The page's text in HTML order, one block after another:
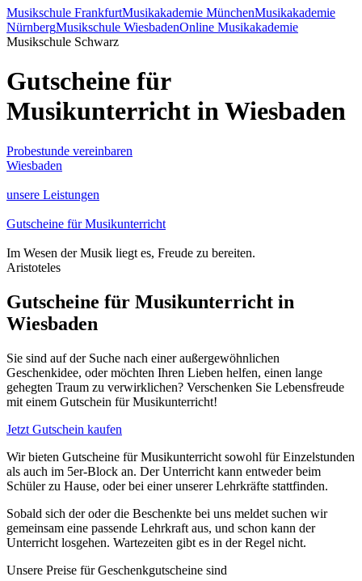
Musikschule FrankfurtMusikakademie MünchenMusikakademie
NürnbergMusikschule WiesbadenOnline Musikakademie
Musikschule Schwarz
Gutscheine für
Musikunterricht in Wiesbaden
Probestunde vereinbaren
Wiesbaden
unsere Leistungen
Gutscheine für Musikunterricht
Im Wesen der Musik liegt es, Freude zu bereiten.
Aristoteles
Gutscheine für Musikunterricht in
Wiesbaden
Sie sind auf der Suche nach einer außergewöhnlichen
Geschenkidee, oder möchten Ihren Lieben helfen, einen lange
gehegten Traum zu verwirklichen? Verschenken Sie Lebensfreude
mit einem Gutschein für Musikunterricht!
Jetzt Gutschein kaufen
Wir bieten Gutscheine für Musikunterricht sowohl für Einzelstunden
als auch im 5er-Block an. Der Unterricht kann entweder beim
Schüler zu Hause, oder bei einer unserer Lehrkräfte stattfinden.
Sobald sich der oder die Beschenkte bei uns meldet suchen wir
gemeinsam eine passende Lehrkraft aus, und schon kann der
Unterricht losgehen. Wartezeiten gibt es in der Regel nicht.
Unsere Preise für Geschenkgutscheine sind